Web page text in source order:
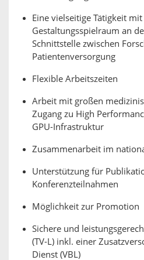
Eine vielseitige Tätigkeit
Gestaltungsspielraum an
Schnittstelle zwischen
Patientenversorgung
Flexible Arbeitszeiten
Arbeit mit großen
Zugang zu High
GPU-Infrastruktur
Zusammenarbeit im
Unterstützung für
Konferenzteilnahmen
Möglichkeit zur Promotion
Sichere und
(TV-L) inkl. einer
Dienst (VBL)